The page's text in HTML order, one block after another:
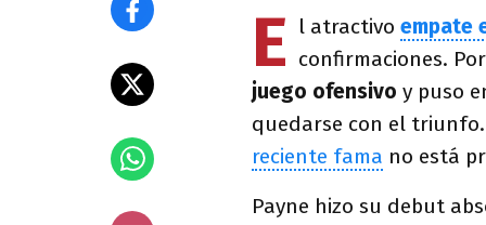
E l atractivo empate
confirmaciones.
juego ofensivo y puso
quedarse con el
reciente fama no está
Payne hizo su debut